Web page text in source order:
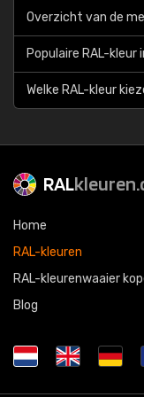
Overzicht van de
Populaire RAL-kleur
Welke RAL-kleur
RAL
Home
RAL-kleuren
RAL-kleurenwaaier
Blog